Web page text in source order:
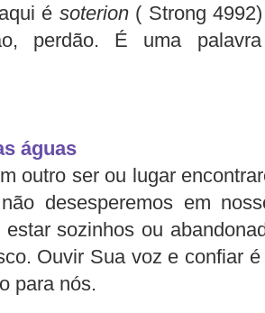
é soterion( Strong
perdão. É uma
águas
outro ser ou lugar
desesperemos em
estar sozinhos ou
Ouvir Sua voz e confiar
para nós.